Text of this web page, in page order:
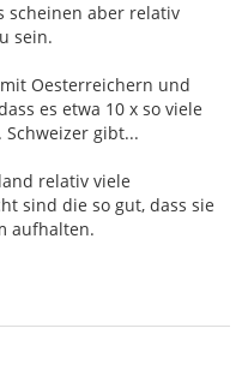
scheinen aber relativ
sein.
Oesterreichern und
es etwa 10 x so viele
gibt...
relativ viele
sind die so gut, dass sie
aufhalten.